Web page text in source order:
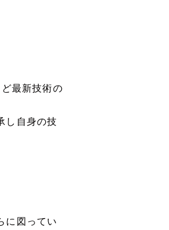
最新技術の
し自身の技
に図ってい